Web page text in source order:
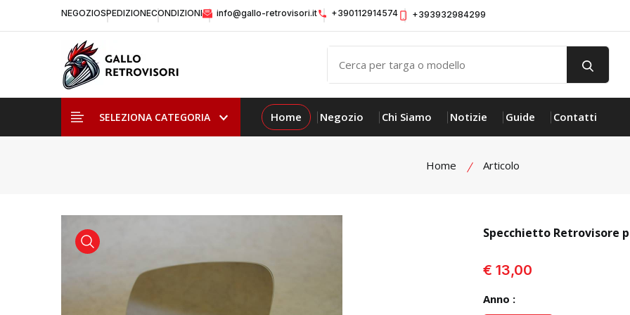
NEGOZIOSPEDIZIONECONDIZIONI info@gallo-retrovisori.it +390112914574 +393932984299
SELEZIONA CATEGORIA Home Negozio Chi Siamo Notizie Guide Contatti
Home Articolo
visualizza prodotto
Specchietto Retrovisore
€ 13,00
Anno :